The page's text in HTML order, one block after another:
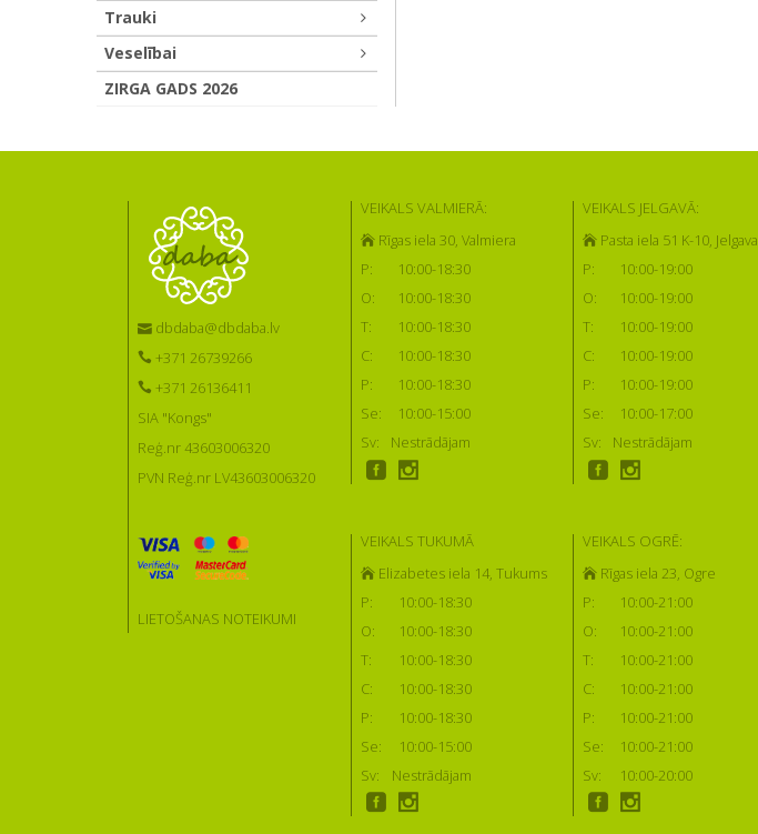
Trauki
Veselībai
ZIRGA GADS 2026
dbdaba@dbdaba.lv
+371 26739266
+371 26136411
SIA "Kongs"
Reģ.nr 43603006320
PVN Reģ.nr LV43603006320
LIETOŠANAS NOTEIKUMI
VEIKALS VALMIERĀ:
Rīgas iela 30, Valmiera
P:
10:00-18:30
O:
10:00-18:30
T:
10:00-18:30
C:
10:00-18:30
P:
10:00-18:30
Se:
10:00-15:00
Sv:
Nestrādājam
VEIKALS JELGAVĀ:
Pasta iela 51 K-10, Jelgava
P:
10:00-19:00
O:
10:00-19:00
T:
10:00-19:00
C:
10:00-19:00
P:
10:00-19:00
Se:
10:00-17:00
Sv:
Nestrādājam
VEIKALS TUKUMĀ
Elizabetes iela 14, Tukums
P:
10:00-18:30
O:
10:00-18:30
T:
10:00-18:30
C:
10:00-18:30
P:
10:00-18:30
Se:
10:00-15:00
Sv:
Nestrādājam
VEIKALS OGRĒ:
Rīgas iela 23, Ogre
P:
10:00-21:00
O:
10:00-21:00
T:
10:00-21:00
C:
10:00-21:00
P:
10:00-21:00
Se:
10:00-21:00
Sv:
10:00-20:00